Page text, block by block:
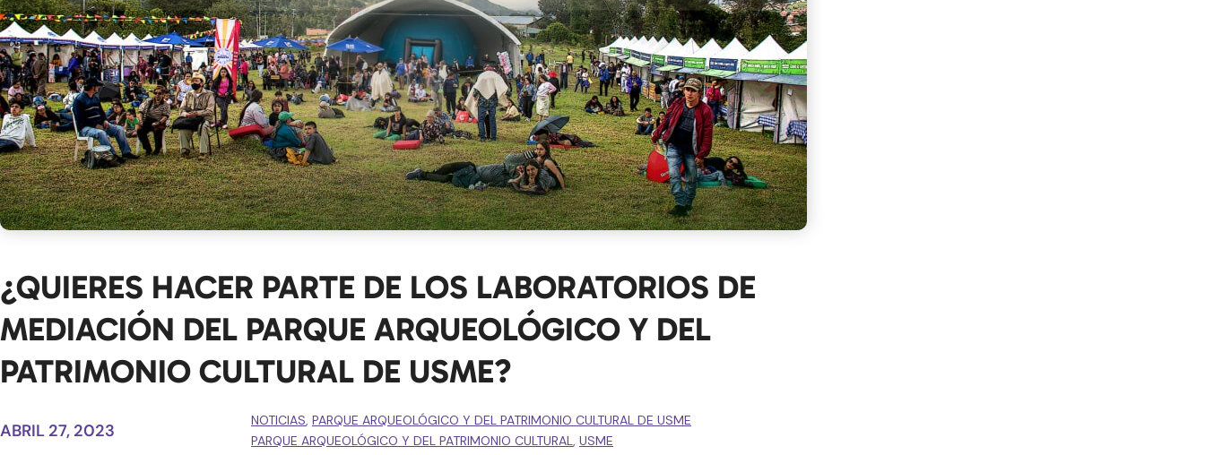
¿QUIERES HACER PARTE DE LOS LABORATORIOS DE
MEDIACIÓN DEL PARQUE ARQUEOLÓGICO Y DEL
PATRIMONIO CULTURAL DE USME?
ABRIL 27, 2023 NOTICIAS, PARQUE ARQUEOLÓGICO Y DEL PATRIMONIO CULTURAL DE USME
PARQUE ARQUEOLÓGICO Y DEL PATRIMONIO CULTURAL, USME